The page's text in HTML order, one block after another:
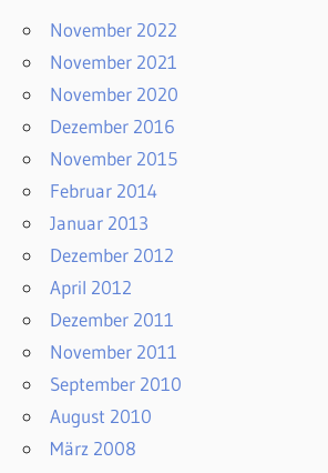
November 2022
November 2021
November 2020
Dezember 2016
November 2015
Februar 2014
Januar 2013
Dezember 2012
April 2012
Dezember 2011
November 2011
September 2010
August 2010
März 2008